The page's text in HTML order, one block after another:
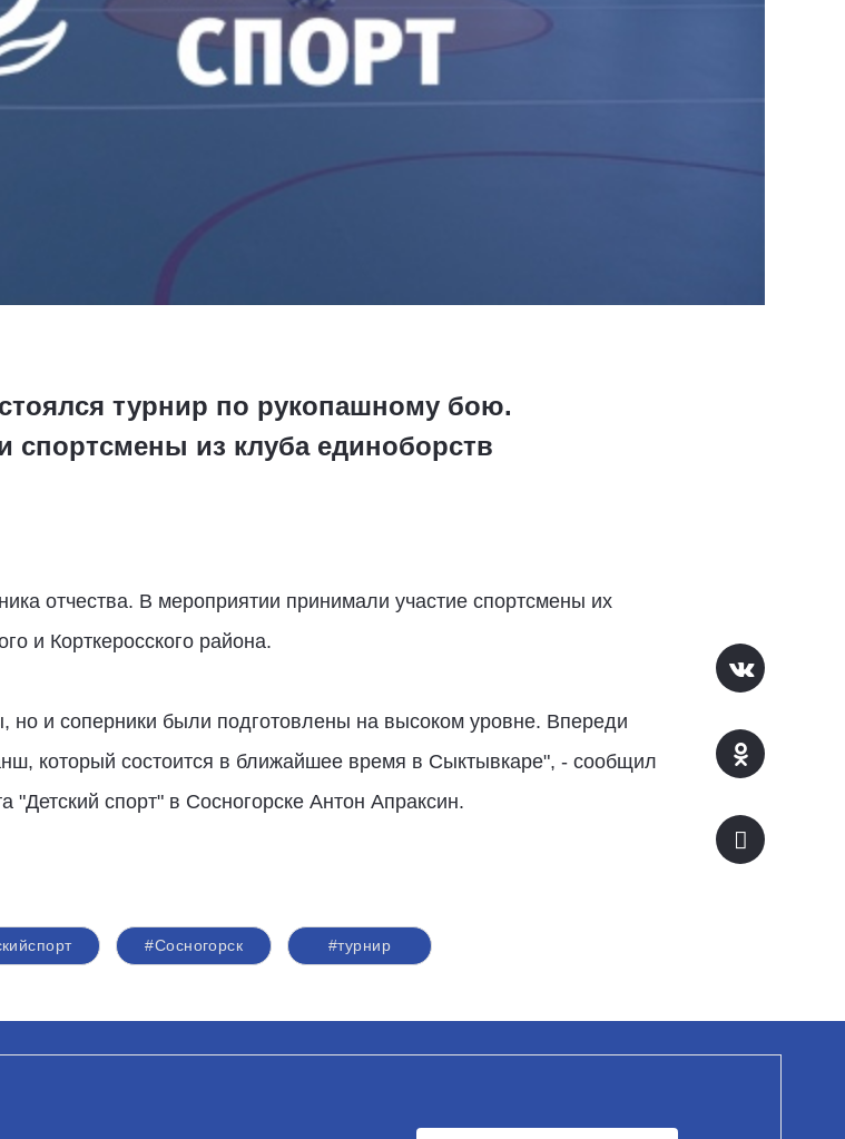
турнир по рукопашному бою.
спортсмены из клуба единоборств
отчества. В мероприятии принимали участие спортсмены их
и Корткеросского района.
но и соперники были подготовлены на высоком уровне. Впереди
который состоится в ближайшее время в Сыктывкаре", - сообщил
"Детский спорт" в Сосногорске Антон Апраксин.
#Сосногорск #турнир